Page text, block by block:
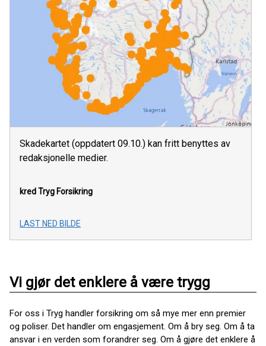
Skadekartet (oppdatert 09.10.) kan fritt benyttes av
redaksjonelle medier.
kred Tryg Forsikring
LAST NED BILDE
Vi gjør det enklere å være trygg
For oss i Tryg handler forsikring om så mye mer enn premier
og poliser. Det handler om engasjement. Om å bry seg. Om å ta
ansvar i en verden som forandrer seg. Om å gjøre det enklere å